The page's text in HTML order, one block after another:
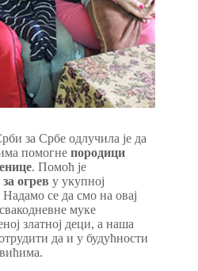
за Србе одлучила је да
помогне породици
. Помоћ је
огрев у укупној
Надамо се да смо на овај
муке
златној деци, а наша
да и у будућности